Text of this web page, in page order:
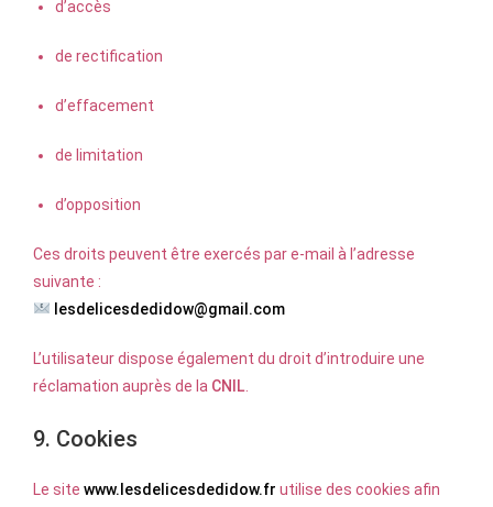
d’accès
de rectification
d’effacement
de limitation
d’opposition
Ces droits peuvent être exercés par e-mail à l’adresse
suivante :
lesdelicesdedidow@gmail.com
L’utilisateur dispose également du droit d’introduire une
réclamation auprès de la CNIL
9. Cookies
Le site www.lesdelicesdedidow.fr utilise des cookies afin